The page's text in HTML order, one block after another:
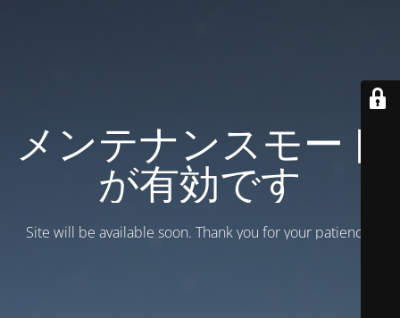
メンテナンスモード
が有効です
Site will be available soon. Thank you for your patience!